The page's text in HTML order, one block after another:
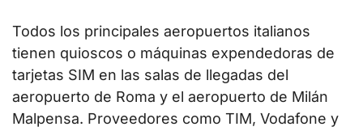
Todos los principales aeropuertos italianos
tienen quioscos o máquinas expendedoras de
tarjetas SIM en las salas de llegadas del
aeropuerto de Roma y el aeropuerto de Milán
Malpensa. Proveedores como TIM, Vodafone y